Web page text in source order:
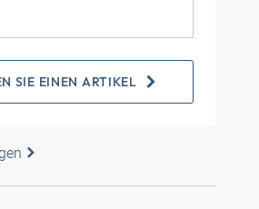
SIE EINEN ARTIKEL